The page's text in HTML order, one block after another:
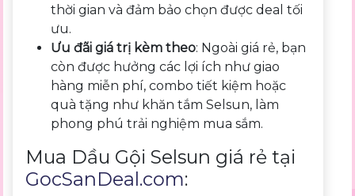
thời gian và đảm bảo chọn được deal tối
ưu.
Ưu đãi giá trị kèm theo: Ngoài giá rẻ, bạn
còn được hưởng các lợi ích như giao
hàng miễn phí, combo tiết kiệm hoặc
quà tặng như khăn tắm Selsun, làm
phong phú trải nghiệm mua sắm.
Mua Dầu Gội Selsun giá rẻ tại
GocSanDeal.com: